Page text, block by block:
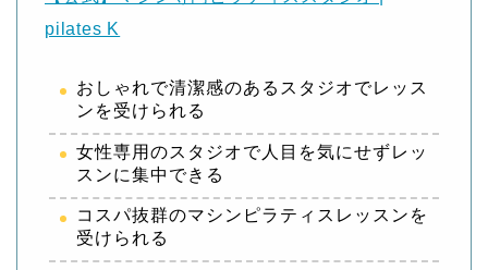
pilates K
おしゃれで清潔感のあるスタジオでレッス
ンを受けられる
女性専用のスタジオで人目を気にせずレッ
スンに集中できる
コスパ抜群のマシンピラティスレッスンを
受けられる